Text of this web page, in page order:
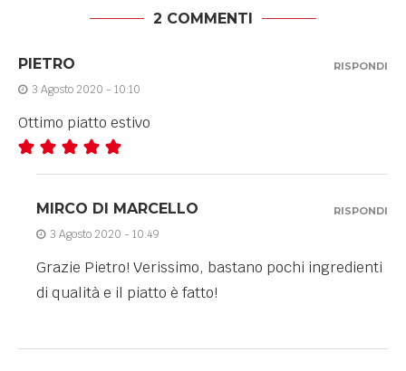
2 COMMENTI
PIETRO
3 Agosto 2020 - 10:10
Ottimo piatto estivo
RISPONDI
MIRCO DI MARCELLO
3 Agosto 2020 - 10:49
Grazie Pietro! Verissimo, bastano pochi ingredienti
di qualità e il piatto è fatto!
RISPONDI